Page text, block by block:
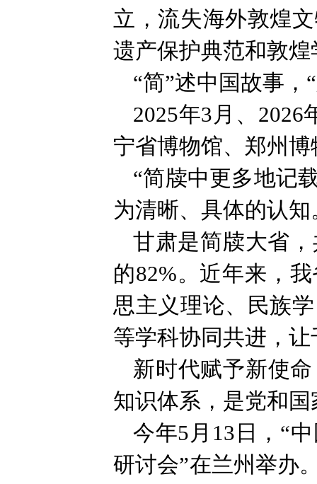
立，流失海外敦煌
遗产保护典范和敦
“简”述中国故事，
2025年3月、
宁省博物馆、郑州
“简牍中更多地记
为清晰、具体的认
甘肃是简牍大省
的82%。近年来，
思主义理论、民族
等学科协同共进，
新时代赋予新使
知识体系，是党和
今年5月13日，“
研讨会”在兰州举办